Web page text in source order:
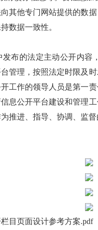
其他专门网站提供的数
数据一致性。
布的法定主动公开内
管理，按照法定时限及
工作的领导人员是第一
息公开平台建设和管理
推进、指导、协调、监
目页面设计参考方案.pdf